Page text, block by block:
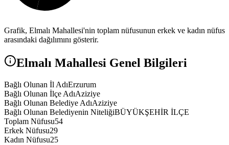
Grafik, Elmalı Mahallesi'nin toplam nüfusunun erkek ve kadın nüfus
arasındaki dağılımını gösterir.
Elmalı Mahallesi Genel Bilgileri
Bağlı Olunan İl AdıErzurum
Bağlı Olunan İlçe AdıAziziye
Bağlı Olunan Belediye AdıAziziye
Bağlı Olunan Belediyenin NiteliğiBÜYÜKŞEHİR İLÇE
Toplam Nüfusu54
Erkek Nüfusu29
Kadın Nüfusu25